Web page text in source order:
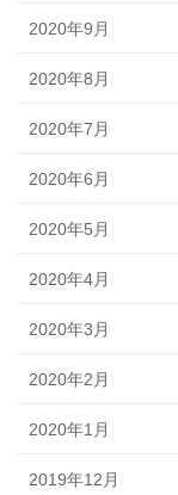
2020年9月
2020年8月
2020年7月
2020年6月
2020年5月
2020年4月
2020年3月
2020年2月
2020年1月
2019年12月